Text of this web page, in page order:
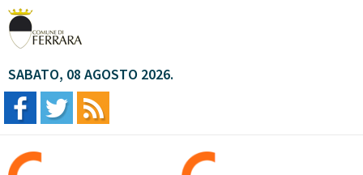
SABATO, 08 AGOSTO 2026.